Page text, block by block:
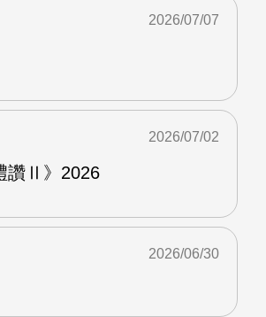
2026/07/07
讚Ⅱ》2026
2026/07/02
2026/06/30